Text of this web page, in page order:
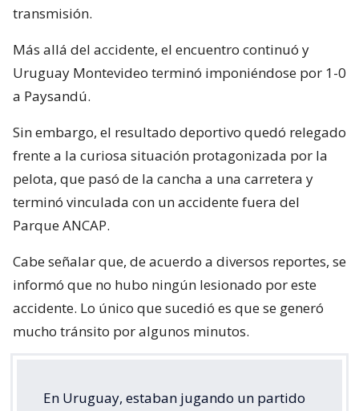
transmisión.
Más allá del accidente, el encuentro continuó y
Uruguay Montevideo terminó imponiéndose por 1-0
a Paysandú.
Sin embargo, el resultado deportivo quedó relegado
frente a la curiosa situación protagonizada por la
pelota, que pasó de la cancha a una carretera y
terminó vinculada con un accidente fuera del
Parque ANCAP.
Cabe señalar que, de acuerdo a diversos reportes, se
informó que no hubo ningún lesionado por este
accidente. Lo único que sucedió es que se generó
mucho tránsito por algunos minutos.
En Uruguay, estaban jugando un partido